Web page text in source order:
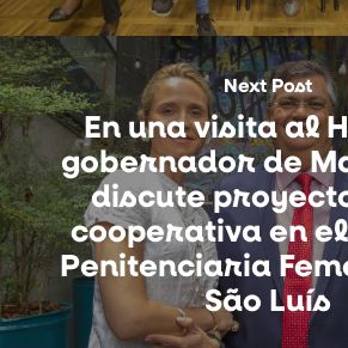
Next Post
En una visita al
gobernador de
discute
cooperativa en
Penitenciaria
São Luís